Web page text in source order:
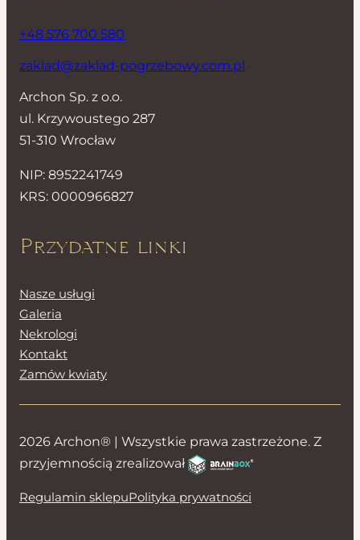
+48 576 700 580
zaklad@zaklad-pogrzebowy.com.pl
Archon Sp. z o.o.
ul. Krzywoustego 287
51-310 Wrocław
NIP: 8952241749
KRS: 0000966827
Przydatne linki
Nasze usługi
Galeria
Nekrologi
Kontakt
Zamów kwiaty
2026 Archon® | Wszystkie prawa zastrzeżone. Z
przyjemnością zrealizował
Regulamin sklepuPolityka prywatności